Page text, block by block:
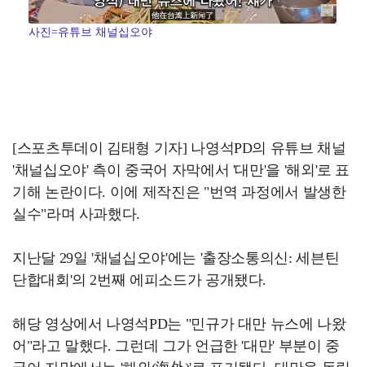
사진=유튜브 채널십오야
[스포츠투데이 김태형 기자] 나영석PD의 유튜브 채널
'채널십오야' 측이 중국어 자막에서 '대만'을 '해외'로 표
기해 논란이다. 이에 제작진은 "번역 과정에서 발생한
실수"라며 사과했다.
지난달 29일 '채널십오야'에는 '출장소통의신: 세븐틴
단합대회'의 2번째 에피소드가 공개됐다.
해당 영상에서 나영석PD는 "민규가 대만 뉴스에 나왔
어"라고 말했다. 그런데 그가 언급한 '대만' 부분이 중